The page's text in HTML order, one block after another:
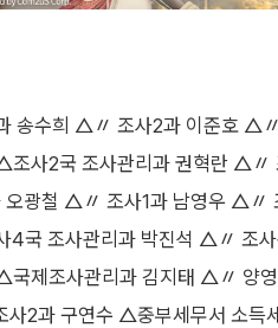
송수희 △〃 조사2과 이준호 △
사2국 조사관리과 권혁란 △
광철 △〃 조사1과 남영우 △
국 조사관리과 박진석 △〃 조
제조사관리과 김지태 △〃 양
2과 구연수 △중부세무서 소득